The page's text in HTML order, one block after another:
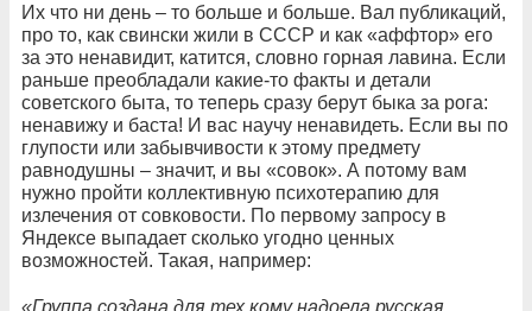
Их что ни день – то больше и больше. Вал публикаций,
про то, как свински жили в СССР и как «аффтор» его
за это ненавидит, катится, словно горная лавина. Если
раньше преобладали какие-то факты и детали
советского быта, то теперь сразу берут быка за рога:
ненавижу и баста! И вас научу ненавидеть. Если вы по
глупости или забывчивости к этому предмету
равнодушны – значит, и вы «совок». А потому вам
нужно пройти коллективную психотерапию для
излечения от совковости. По первому запросу в
Яндексе выпадает сколько угодно ценных
возможностей. Такая, например:
«Группа создана для тех кому надоела русская